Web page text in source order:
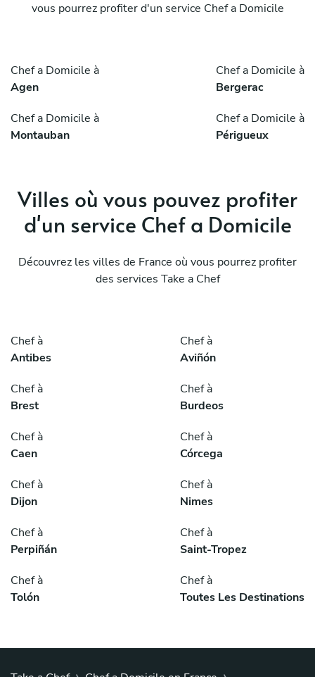
vous pourrez profiter d'un service Chef a Domicile
Chef a Domicile à
Agen
Chef a Domicile à
Bergerac
Chef a Domicile à
Montauban
Chef a Domicile à
Périgueux
Villes où vous pouvez profiter
d'un service Chef a Domicile
Découvrez les villes de France où vous pourrez profiter
des services Take a Chef
Chef à
Antibes
Chef à
Aviñón
Chef à
Brest
Chef à
Burdeos
Chef à
Caen
Chef à
Córcega
Chef à
Dijon
Chef à
Nimes
Chef à
Perpiñán
Chef à
Saint-Tropez
Chef à
Tolón
Chef à
Toutes Les Destinations